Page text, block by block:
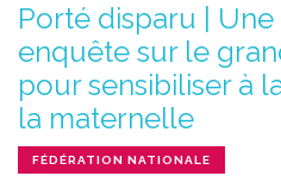
Porté disparu |
enquête sur le
pour sensibiliser à
la maternelle
FÉDÉRATION NATIONALE